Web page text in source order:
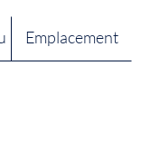
Emplacement